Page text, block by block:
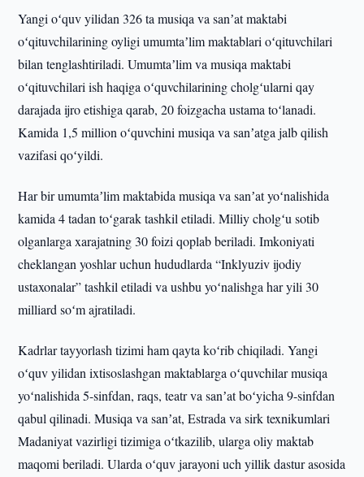
Yangi oʻquv yilidan 326 ta musiqa va sanʼat maktabi
oʻqituvchilarining oyligi umumtaʼlim maktablari oʻqituvchilari
bilan tenglashtiriladi. Umumtaʼlim va musiqa maktabi
oʻqituvchilari ish haqiga oʻquvchilarining cholgʻularni qay
darajada ijro etishiga qarab, 20 foizgacha ustama toʻlanadi.
Kamida 1,5 million oʻquvchini musiqa va sanʼatga jalb qilish
vazifasi qoʻyildi.
Har bir umumtaʼlim maktabida musiqa va sanʼat yoʻnalishida
kamida 4 tadan toʻgarak tashkil etiladi. Milliy cholgʻu sotib
olganlarga xarajatning 30 foizi qoplab beriladi. Imkoniyati
cheklangan yoshlar uchun hududlarda “Inklyuziv ijodiy
ustaxonalar” tashkil etiladi va ushbu yoʻnalishga har yili 30
milliard soʻm ajratiladi.
Kadrlar tayyorlash tizimi ham qayta koʻrib chiqiladi. Yangi
oʻquv yilidan ixtisoslashgan maktablarga oʻquvchilar musiqa
yoʻnalishida 5-sinfdan, raqs, teatr va sanʼat boʻyicha 9-sinfdan
qabul qilinadi. Musiqa va sanʼat, Estrada va sirk texnikumlari
Madaniyat vazirligi tizimiga oʻtkazilib, ularga oliy maktab
maqomi beriladi. Ularda oʻquv jarayoni uch yillik dastur asosida